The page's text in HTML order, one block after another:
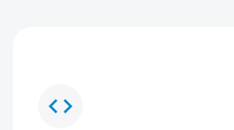
code